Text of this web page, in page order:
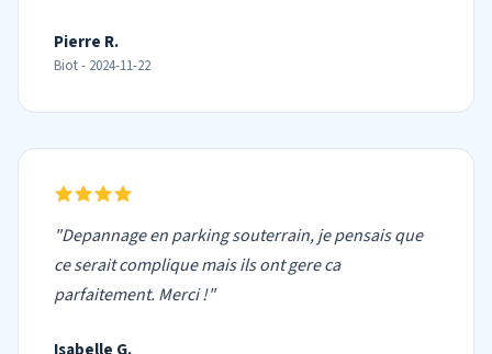
Pierre R.
Biot - 2024-11-22
"Depannage en parking souterrain, je pensais que
ce serait complique mais ils ont gere ca
parfaitement. Merci !"